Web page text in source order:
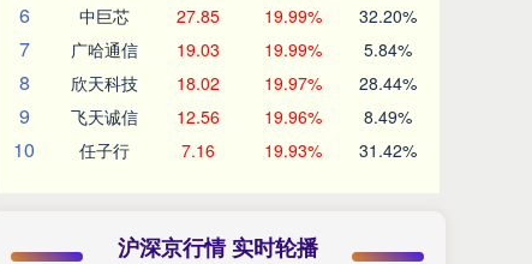
6 中巨芯 27.85 19.99% 32.20%
7 广哈通信 19.03 19.99% 5.84%
8 欣天科技 18.02 19.97% 28.44%
9 飞天诚信 12.56 19.96% 8.49%
10 任子行 7.16 19.93% 31.42%
沪深京行情 实时轮播